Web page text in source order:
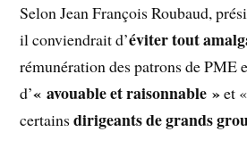
Selon Jean François Roubaud,
il conviendrait d’éviter tout
rémunération des patrons de PME
d’« avouable et raisonnable »et
certainsdirigeants de grands